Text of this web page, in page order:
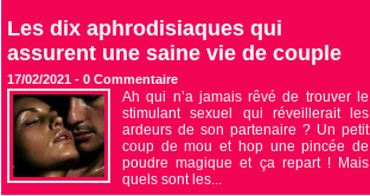
Les dix aphrodisiaques qui
assurent une saine vie de couple
17/02/2021 - 0 Commentaire
Ah qui n’a jamais rêvé de trouver le
stimulant sexuel qui réveillerait les
ardeurs de son partenaire ? Un petit
coup de mou et hop une pincée de
poudre magique et ça repart ! Mais
quels sont les...